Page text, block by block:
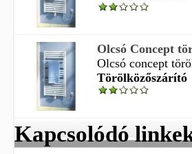
Olcsó Concept
Olcsó concept
Törölközőszárító
Kapcsolódó